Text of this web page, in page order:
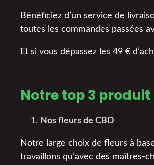
Bénéficiez d’un service de
toutes les commandes passées
Et si vous dépassez les 49 €
Notre top 3 produit
Nos fleurs de CBD
Notre large choix de fleurs à
travaillons qu’avec des maîtres-